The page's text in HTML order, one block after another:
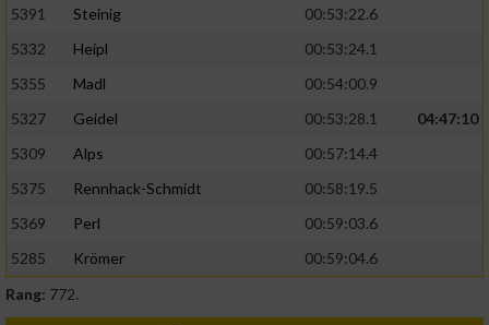
5391
Steinig
00:53:22.6
5332
Heipl
00:53:24.1
5355
Madl
00:54:00.9
5327
Geidel 00:53:28.1
04:47:10
5309
Alps
00:57:14.4
5375
Rennhack-Schmidt
00:58:19.5
5369
Perl
00:59:03.6
5285
Krömer
00:59:04.6
Rang: 772.